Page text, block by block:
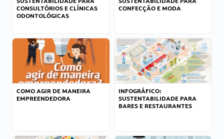
CONSULTÓRIOS E CLÍNICAS
ODONTOLÓGICAS
CONFECÇÃO E MODA
COMO AGIR DE MANEIRA
EMPREENDEDORA
INFOGRÁFICO:
SUSTENTABILIDADE PARA
BARES E RESTAURANTES